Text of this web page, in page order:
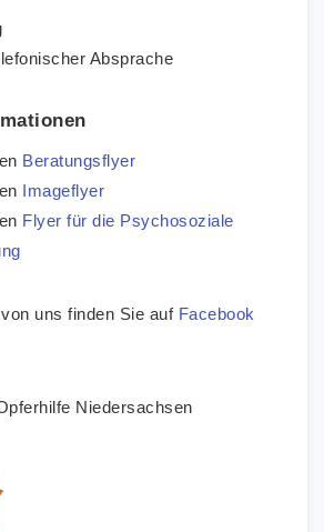
Absprache
Beratungsflyer
Imageflyer
Flyer für die Psychosoziale
uns finden Sie auf Facebook
Niedersachsen